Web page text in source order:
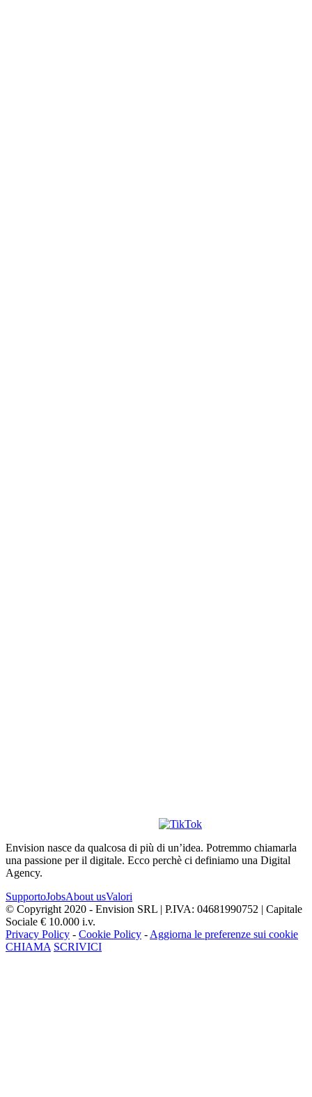
Envision nasce da qualcosa di più di un’idea. Potremmo chiamarla
una passione per il digitale. Ecco perchè ci definiamo una Digital
Agency.
SupportoJobsAbout usValori
© Copyright 2020 - Envision SRL | P.IVA: 04681990752 | Capitale
Sociale € 10.000 i.v.
Privacy Policy - Cookie Policy - Aggiorna le preferenze sui cookie
CHIAMA SCRIVICI